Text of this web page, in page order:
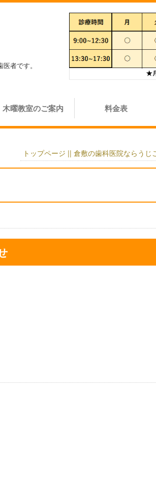
者です。
木曜教室のご案内 料金表
トップページ || 倉敷の歯科医院ならうじ